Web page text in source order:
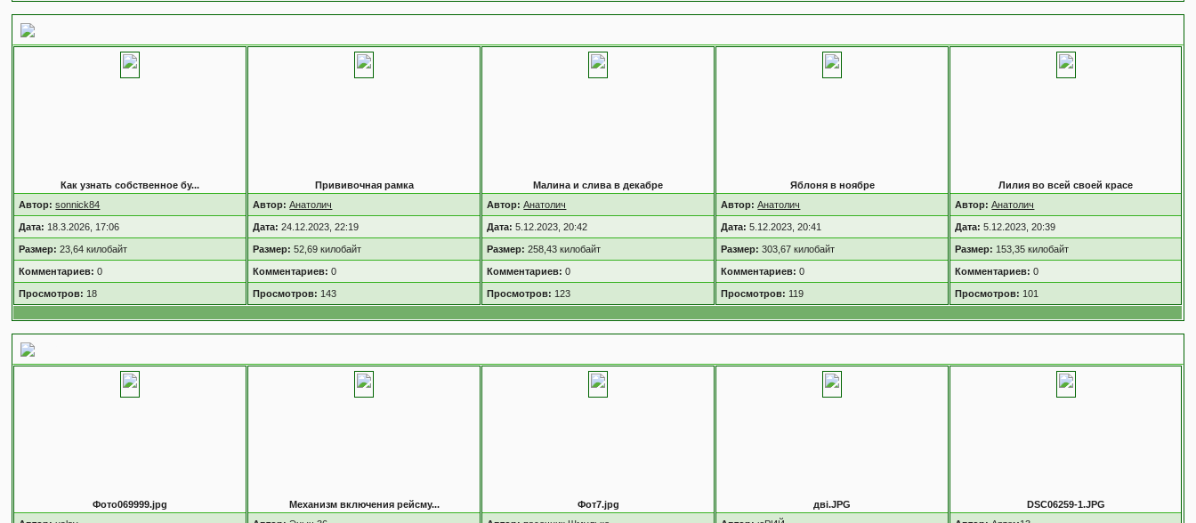
Как узнать собственное бу...
Автор: sonnick84
Дата: 18.3.2026, 17:06
Размер: 23,64 килобайт
Комментариев: 0
Просмотров: 18
Прививочная рамка
Автор: Анатолич
Дата:24.12.2023, 22:19
Размер: 52,69 килобайт
Комментариев: 0
Просмотров: 143
Малина и слива в декабре
Автор: Анатолич
Дата:5.12.2023, 20:42
Размер: 258,43 килобайт
Комментариев: 0
Просмотров: 123
Яблоня в ноябре
Автор: Анатолич
Дата:5.12.2023, 20:41
Размер: 303,67 килобайт
Комментариев: 0
Просмотров: 119
Лилия во всей своей красе
Автор: Анатолич
Дата:5.12.2023, 20:39
Размер: 153,35 килобайт
Комментариев: 0
Просмотров: 101
Фото069999.jpg
Механизм включения рейсму...
Фот7.jpg
дві.JPG
DSC06259-1.JPG